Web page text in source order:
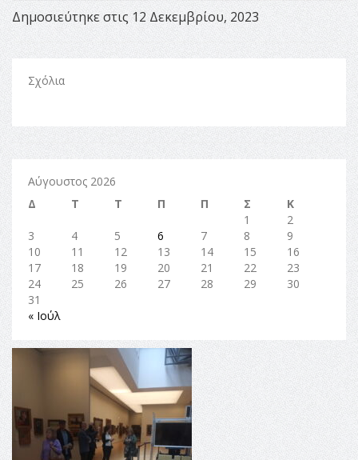
Δημοσιεύτηκε στις 12 Δεκεμβρίου, 2023
Σχόλια
Αύγουστος 2026
Δ
Τ Τ Π Π Σ
Κ
1
2
3
4 5 6 7 8
9
10
11 12 13 14 15
16
17
18 19 20 21 22
23
24
25 26 27 28 29
30
31
« Ιούλ